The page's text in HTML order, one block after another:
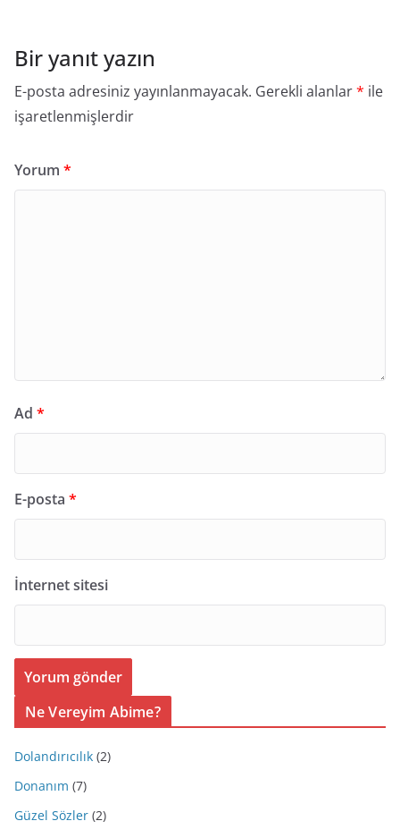
Bir yanıt yazın
E-posta adresiniz yayınlanmayacak. Gerekli alanlar* ile
işaretlenmişlerdir
Yorum *
Ad *
E-posta *
İnternet sitesi
Ne Vereyim Abime?
Dolandırıcılık (2)
Donanım (7)
Güzel Sözler (2)